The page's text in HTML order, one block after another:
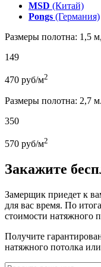
MSD (Китай)
Pongs (Германия)
Размеры полотна: 1,5
149
470 руб/м2
Размеры полотна: 2,7 м.
350
570 руб/м2
Закажите
Замерщик приедет к
для вас время. По
стоимости натяжного
Получите
натяжного потолка